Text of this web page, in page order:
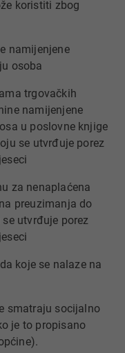
koristiti zbog
namijenjene
osoba
trgovačkih
namijenjene
u poslovne knjige
se utvrđuje porez
za nenaplaćena
preuzimanja do
utvrđuje porez
koje se nalaze na
smatraju socijalno
je to propisano